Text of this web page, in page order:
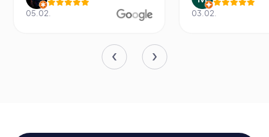
03.02. 14.06.